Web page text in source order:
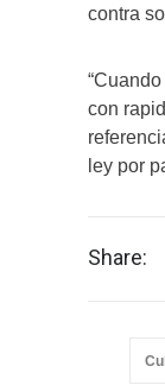
contra
con
ley por
Share: